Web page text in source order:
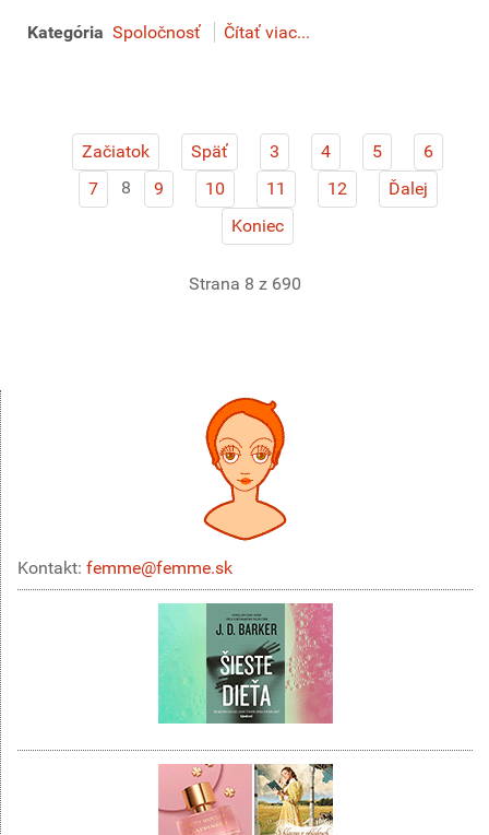
Kategória Spoločnosť Čítať viac...
Začiatok Späť 3 4 5
6
7
8 9 10 11 12
Ďalej
Koniec
Strana 8 z 690
Kontakt: femme@femme.sk